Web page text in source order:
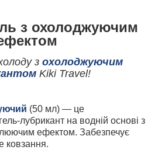
з охолоджуючим
з охолоджуючим
Kiki Travel!
(50 мл) — це
лубрикант на водній основі з
ефектом. Забезпечує
ковзання.